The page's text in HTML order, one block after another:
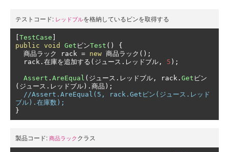
テストコード: レッドブルを格納しているビンを取得する
TestCase
public void Get ビンTest ()
{
商品ラック
rack = new 商品ラック();
  rack
.在庫を追加する(ジュース.レッドブル, 5 );
Assert . AreEqual (ジュース.レッドブル, rack . Get ビン
(ジュース.レッドブル).商品);
//Assert.AreEqual(5, rack.Getビン(ジュース.レッド
ブル).在庫数);
}
製品コード: 商品ラック クラス